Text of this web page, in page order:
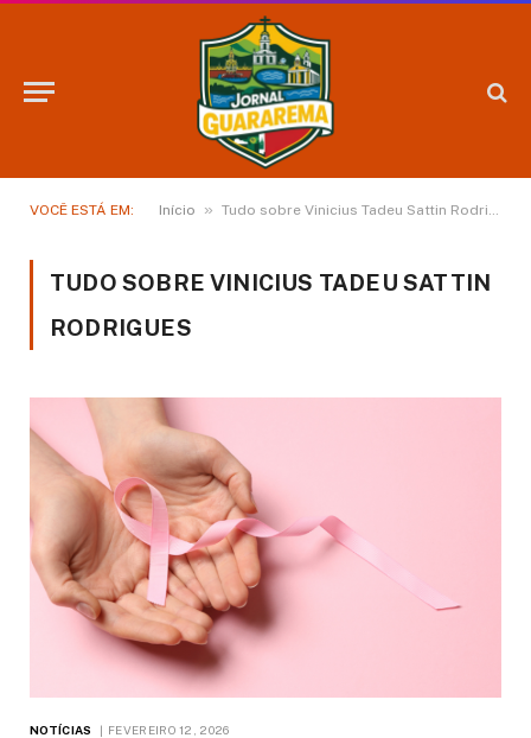
VOCÊ ESTÁ EM: Início » Tudo sobre Vinicius Tadeu Sattin Rodrigues
TUDO SOBRE VINICIUS TADEU SATTIN
RODRIGUES
NOTÍCIAS FEVEREIRO 12, 2026